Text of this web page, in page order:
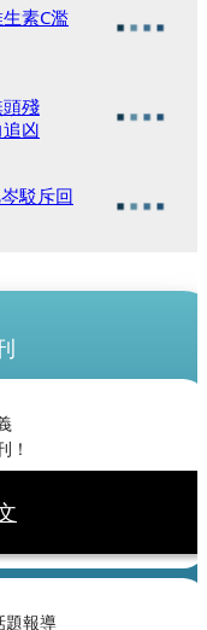
素C濫
殘
凶
駁斥回
！
題報導